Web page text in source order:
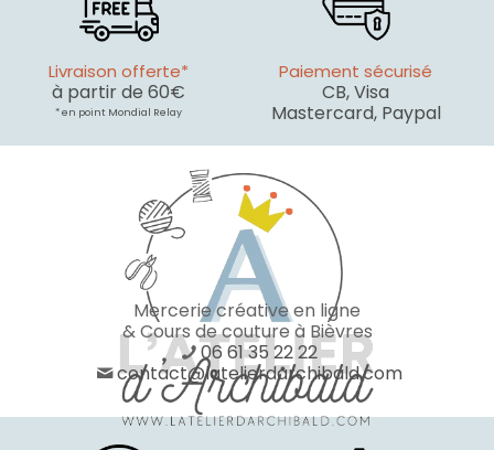
Livraison offerte*
à partir de 60€
* en point Mondial Relay
Paiement sécurisé
CB, Visa
Mastercard, Paypal
Mercerie créative en ligne
& Cours de couture à Bièvres
06 61 35 22 22
contact@latelierdarchibald.com